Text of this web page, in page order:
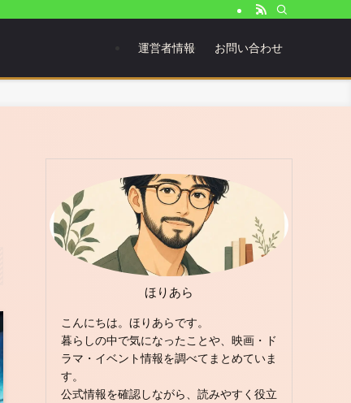
運営者情報 お問い合わせ
ほりあら
こんにちは。ほりあらです。
暮らしの中で気になったことや、映画・ド
ラマ・イベント情報を調べてまとめていま
す。
公式情報を確認しながら、読みやすく役立